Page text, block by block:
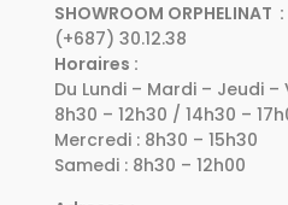
SHOWROOM ORPHELINAT :
(+687) 30.12.38
Horaires :
Du Lundi – Mardi – Jeudi –
8h30 – 12h30 / 14h30 –
Mercredi : 8h30 – 15h30
Samedi : 8h30 – 12h00